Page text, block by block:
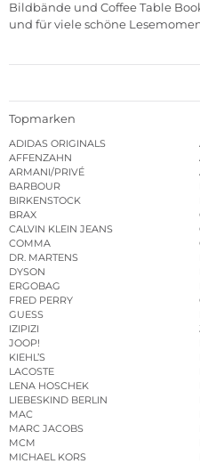
Bildbände und Coffee Table
und für viele schöne
Topmarken
ADIDAS ORIGINALS
AFFENZAHN
ARMANI/PRIVÉ
BARBOUR
BIRKENSTOCK
BRAX
CALVIN KLEIN JEANS
COMMA
DR. MARTENS
DYSON
ERGOBAG
FRED PERRY
GUESS
IZIPIZI
JOOP!
KIEHL’S
LACOSTE
LENA HOSCHEK
LIEBESKIND BERLIN
MAC
MARC JACOBS
MCM
MICHAEL KORS